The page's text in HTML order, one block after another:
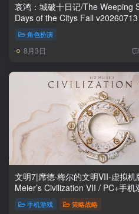
哀鸿：城破十日记/The Weeping
角色扮演
8月3日
文明7|席德·梅尔的文明VII-虚拟机
Meier’s Civilization VII / PC+手机
手机游戏 策略战略